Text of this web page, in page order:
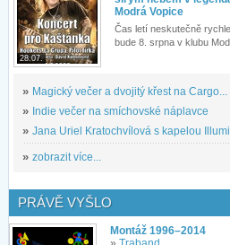
28.07.
Modrá Vopice
Čas letí neskutečně
bude 8. srpna v klubu
» Magický večer a dvojitý křest na Cargo...
» Indie večer na smíchovské náplavce
» Jana Uriel Kratochvílová s kapelou
» zobrazit více...
PRÁVĚ VYŠLO
Montáž 1996–2014